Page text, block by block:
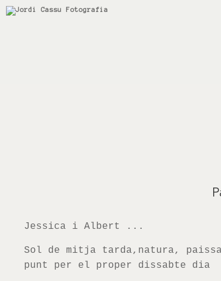
Jessica i Albert ...
Sol de mitja tarda,natura,
punt per el proper dissabte dia